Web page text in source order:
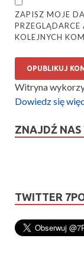
ZAPISZ MOJE
KOLEJNYCH
Witryna
Dowiedz się
ZNAJDŹ NAS
TWITTER